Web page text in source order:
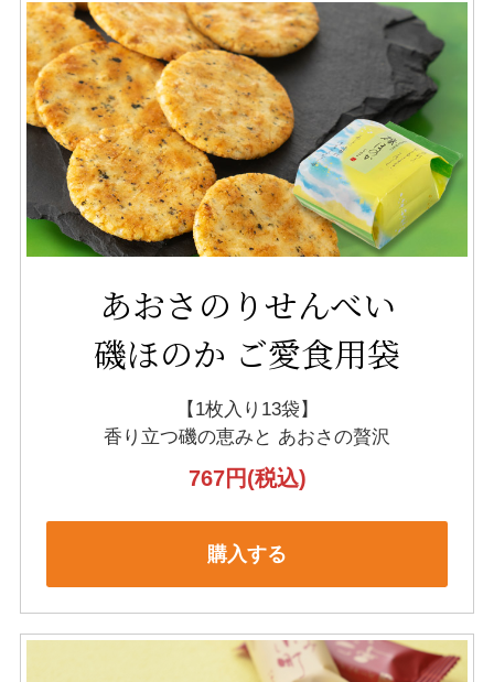
あおさのりせんべい
磯ほのか ご愛食用袋
【1枚入り13袋】
香り立つ磯の恵みと あおさの贅沢
767円(税込)
購入する